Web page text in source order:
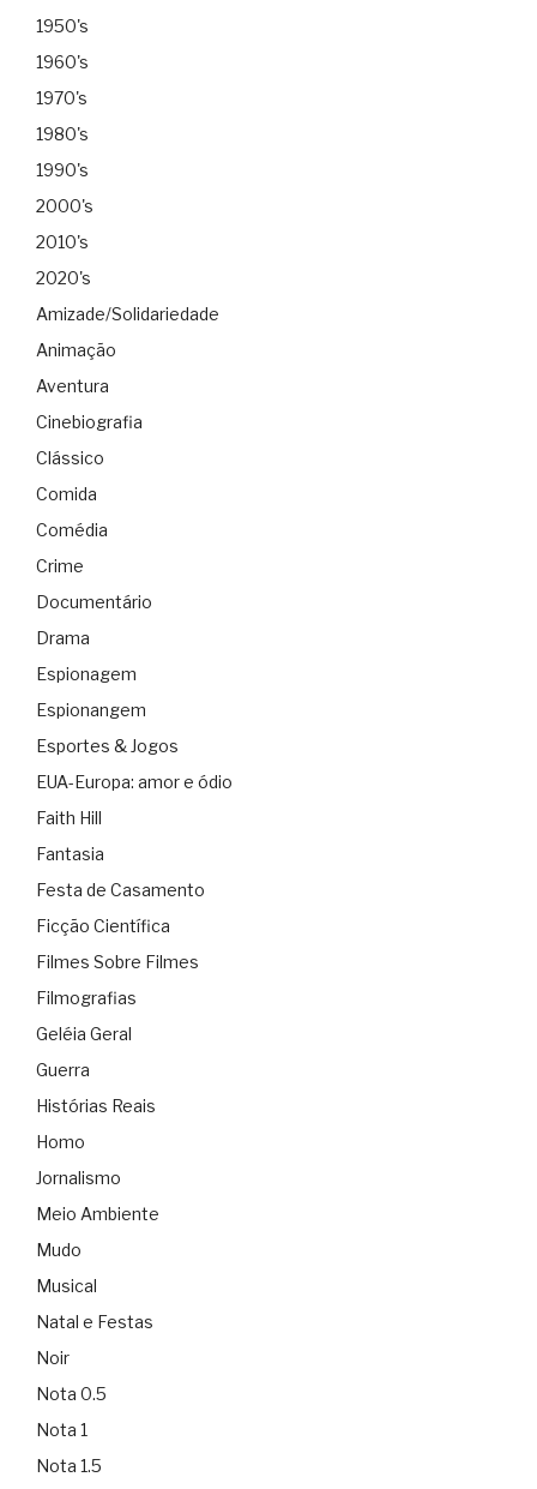
1950's
1960's
1970's
1980's
1990's
2000's
2010's
2020's
Amizade/Solidariedade
Animação
Aventura
Cinebiografia
Clássico
Comida
Comédia
Crime
Documentário
Drama
Espionagem
Espionangem
Esportes & Jogos
EUA-Europa: amor e ódio
Faith Hill
Fantasia
Festa de Casamento
Ficção Científica
Filmes Sobre Filmes
Filmografias
Geléia Geral
Guerra
Histórias Reais
Homo
Jornalismo
Meio Ambiente
Mudo
Musical
Natal e Festas
Noir
Nota 0.5
Nota 1
Nota 1.5